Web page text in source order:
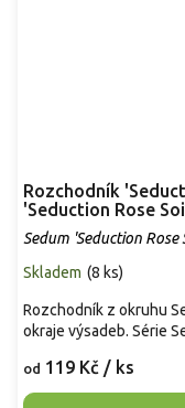
Rozchodník
'Seduction Rose
Sedum 'Seduction Rose
Skladem (8 ks)
od 119 Kč / ks
Rozchodník z okruhu
okraje výsadeb. Série